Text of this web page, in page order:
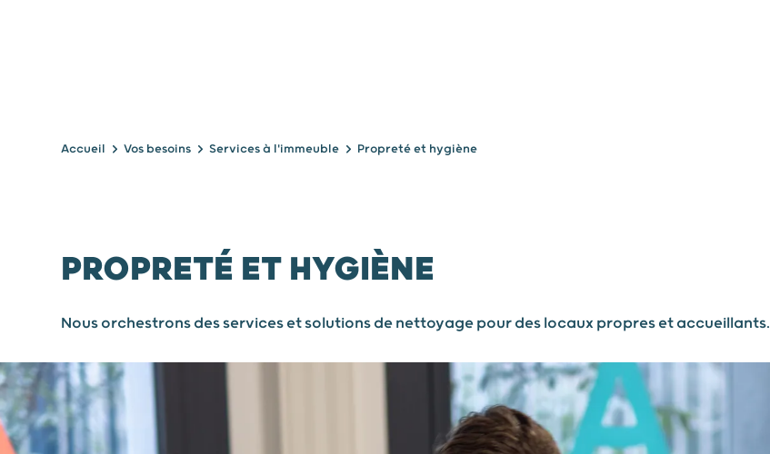
Accueil Vos besoins Services à l'immeuble Propreté et hygiène
PROPRETÉ ET HYGIÈNE
Nous orchestrons des services et solutions de nettoyage pour des locaux propres et accueillants.